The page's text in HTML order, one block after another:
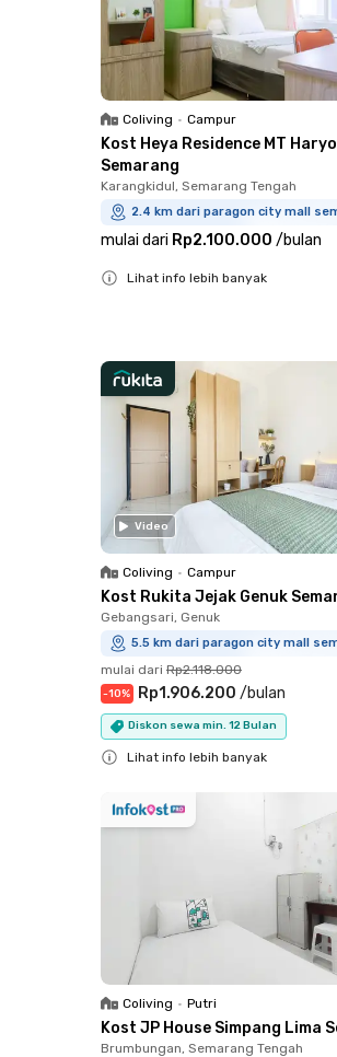
Coliving • Campur
Kost Heya Residence MT
Semarang
Karangkidul, Semarang Tengah
2.4 km dari paragon city mall
mulai dari Rp2.100.000 /bulan
Lihat info lebih banyak
Video
Coliving • Campur
Kost Rukita Jejak Genuk
Gebangsari, Genuk
5.5 km dari paragon city mall
mulai dari Rp2.118.000
-10% Rp1.906.200 /bulan
Diskon sewa min. 12 Bulan
Lihat info lebih banyak
Coliving • Putri
Kost JP House Simpang Lima
Brumbungan, Semarang Tengah